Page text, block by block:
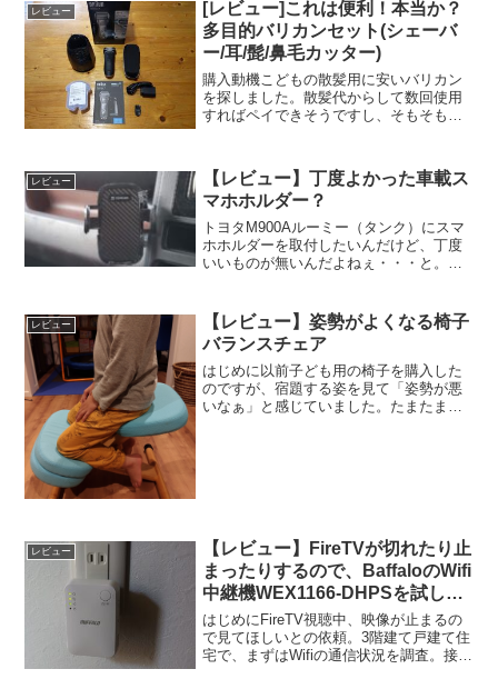
ンドを導入してみた。さて...
レビュー
[レビュー]これは便利！本当か？
多目的バリカンセット(シェーバ
ー/耳/髭/鼻毛カッター)
購入動機こどもの散髪用に安いバリカン
を探しました。散髪代からして数回使用
すればペイできそうですし、そもそもバ
でバリカンを探すと、でてくるでてく
る！こんなにも種類が...
レビュー
【レビュー】丁度よかった車載ス
マホホルダー？
トヨタM900Aルーミー（タンク）にスマ
ホホルダーを取付したいんだけど、丁度
いいものが無いんだよねぇ・・・と。丁
と・・・取付方法はいろいろあるけ
ど・・・そもそも基本的な車...
レビュー
【レビュー】姿勢がよくなる椅子
バランスチェア
はじめに以前子ども用の椅子を購入した
のですが、宿題する姿を見て「姿勢が悪
いなぁ」と感じていました。たまたまシ
レビュー
【レビュー】FireTVが切れたり止
まったりするので、BaffaloのWifi
中継機WEX1166-DHPSを試して
みた
はじめにFireTV視聴中、映像が止まるの
で見てほしいとの依頼。3階建て戸建て住
宅で、まずはWifiの通信状況を調査。接続